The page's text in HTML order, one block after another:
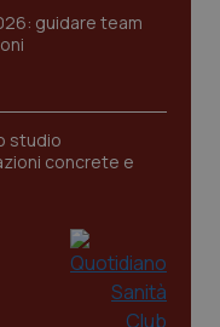
guidare team
studio
concrete e